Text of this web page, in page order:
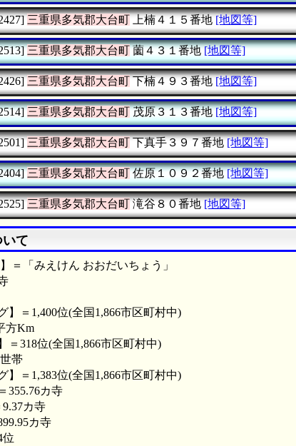
三重県多気郡大台町上楠４１５番地 [地図等]
三重県多気郡大台町薗４３１番地 [地図等]
三重県多気郡大台町下楠４９３番地 [地図等]
三重県多気郡大台町茂原３１３番地 [地図等]
三重県多気郡大台町下真手３９７番地 [地図等]
三重県多気郡大台町佐原１０９２番地 [地図等]
三重県多気郡大台町滝谷８０番地 [地図等]
て
＝「みえけん おおだいちょう」
】＝1,400位(全国1,866市区町村中)
方Km
＝318位(全国1,866市区町村中)
帯
】＝1,383位(全国1,866市区町村中)
355.76カ寺
カ寺
カ寺
位